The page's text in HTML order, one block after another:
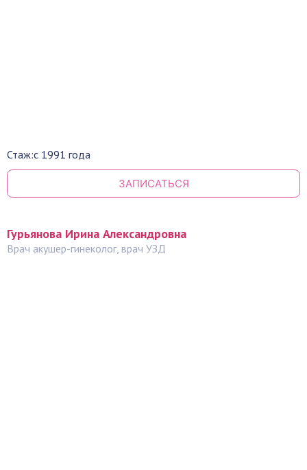
Стаж:с 1991 года
ЗАПИСАТЬСЯ
Гурьянова Ирина Александровна
Врач акушер-гинеколог, врач УЗД